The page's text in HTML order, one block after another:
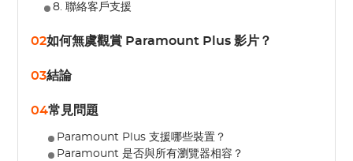
8. 聯絡客戶支援
02如何無虞觀賞 Paramount Plus 影片？
03結論
04常見問題
Paramount Plus 支援哪些裝置？
Paramount 是否與所有瀏覽器相容？